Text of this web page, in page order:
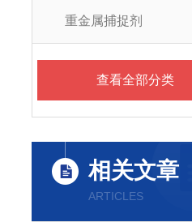
重金属捕捉剂
查看全部分类
相关文章
ARTICLES